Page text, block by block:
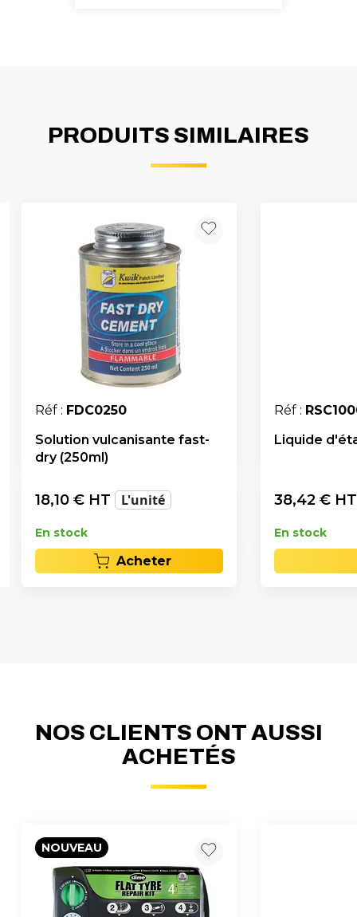
PRODUITS SIMILAIRES
Réf : FDC0250
Solution vulcanisante fast-
dry (250ml)
18,10 € HT L'unité
En stock
Acheter
Réf :
Liquide
38,42 €
En stock
NOS CLIENTS ONT AUSSI
ACHETÉS
NOUVEAU